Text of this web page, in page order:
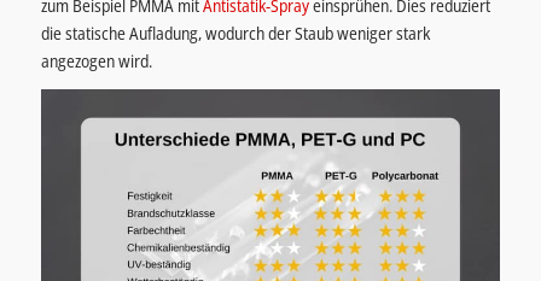
zum Beispiel PMMA mitAntistatik-Sprayeinsprühen. Dies reduziert
die statische Aufladung, wodurch der Staub weniger stark
angezogen wird.